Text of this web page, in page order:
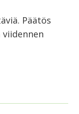
Päätös